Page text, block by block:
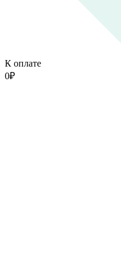
К оплате
0₽